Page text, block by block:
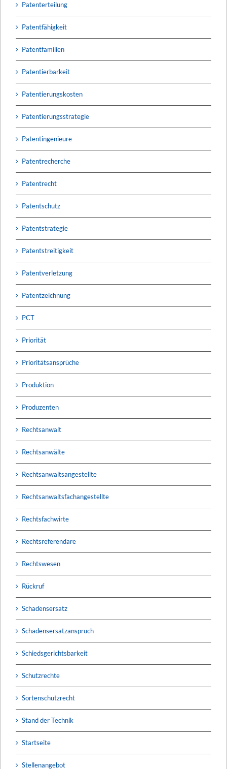
Patenterteilung
Patentfähigkeit
Patentfamilien
Patentierbarkeit
Patentierungskosten
Patentierungsstrategie
Patentingenieure
Patentrecherche
Patentrecht
Patentschutz
Patentstrategie
Patentstreitigkeit
Patentverletzung
Patentzeichnung
PCT
Priorität
Prioritätsansprüche
Produktion
Produzenten
Rechtsanwalt
Rechtsanwälte
Rechtsanwaltsangestellte
Rechtsanwaltsfachangestellte
Rechtsfachwirte
Rechtsreferendare
Rechtswesen
Rückruf
Schadensersatz
Schadensersatzanspruch
Schiedsgerichtsbarkeit
Schutzrechte
Sortenschutzrecht
Stand der Technik
Startseite
Stellenangebot